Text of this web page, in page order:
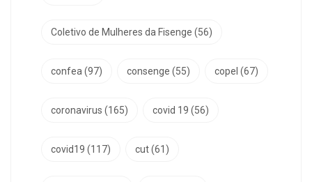
Coletivo de Mulheres da Fisenge (56)
confea(97) consenge (55) copel (67)
coronavirus (165) covid 19 (56)
covid19 (117) cut(61)